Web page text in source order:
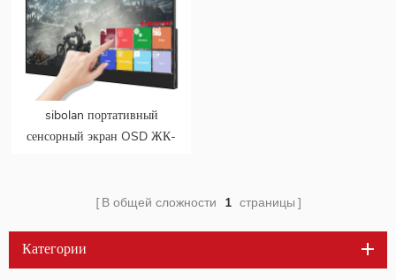
sibolan портативный
сенсорный экран OSD ЖК-
В общей сложности 1 страницы
Категории